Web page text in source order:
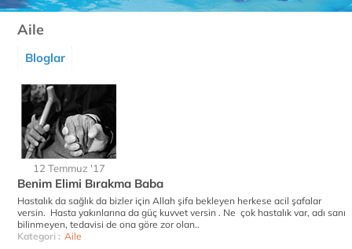
Aile
Bloglar
12 Temmuz '17
Benim Elimi Bırakma Baba
Hastalık da sağlık da bizler için Allah şifa bekleyen herkese acil şafalar
versin. Hasta yakınlarına da güç kuvvet versin . Ne çok hastalık var, adı sanı
bilinmeyen, tedavisi de ona göre zor olan..
Kategori : Aile